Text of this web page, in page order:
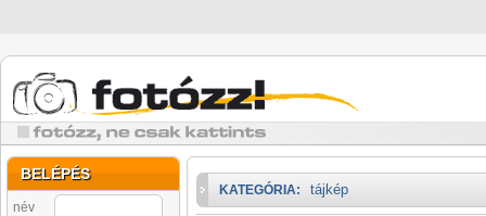
BELÉPÉS
név
KATEGÓRIA: tájkép